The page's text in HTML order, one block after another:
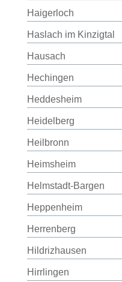
Haigerloch
Haslach im Kinzigtal
Hausach
Hechingen
Heddesheim
Heidelberg
Heilbronn
Heimsheim
Helmstadt-Bargen
Heppenheim
Herrenberg
Hildrizhausen
Hirrlingen